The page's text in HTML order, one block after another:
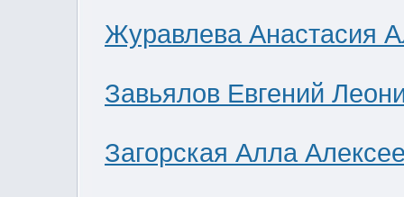
Журавлева Анастасия
Завьялов Евгений
Загорская Алла